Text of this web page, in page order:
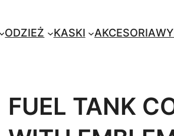
ODZIEŻ KASKI AKCESORIA
FUEL TANK